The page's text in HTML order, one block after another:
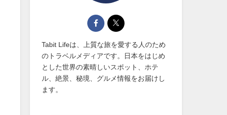
Tabit Lifeは、上質な旅を愛する人のため
のトラベルメディアです。日本をはじめ
とした世界の素晴しいスポット、ホテ
ル、絶景、秘境、グルメ情報をお届けし
ます。